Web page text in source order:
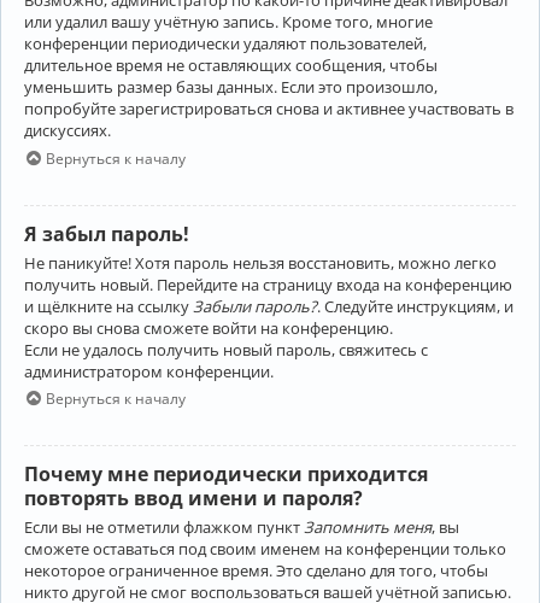
или удалил вашу учётную запись. Кроме того, многие
конференции периодически удаляют пользователей,
длительное время не оставляющих сообщения, чтобы
уменьшить размер базы данных. Если это произошло,
попробуйте зарегистрироваться снова и активнее участвовать в
дискуссиях.
Вернуться к началу
Я забыл пароль!
Не паникуйте! Хотя пароль нельзя восстановить, можно легко
получить новый. Перейдите на страницу входа на конференцию
и щёлкните на ссылку Забыли пароль?. Следуйте инструкциям, и
скоро вы снова сможете войти на конференцию.
Если не удалось получить новый пароль, свяжитесь с
администратором конференции.
Вернуться к началу
Почему мне периодически приходится
повторять ввод имени и пароля?
Если вы не отметили флажком пунктЗапомнить меня, вы
сможете оставаться под своим именем на конференции только
некоторое ограниченное время. Это сделано для того, чтобы
никто другой не смог воспользоваться вашей учётной записью.